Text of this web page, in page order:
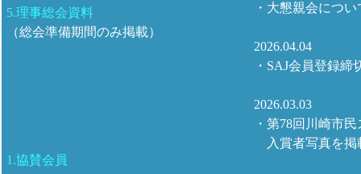
5.理事総会資料
（総会準備期間のみ掲載）
1.協賛会員
・大懇親会につ
2026.04.04
・SAJ会員登録
2026.03.03
・第78回川崎市
入賞者写真を掲